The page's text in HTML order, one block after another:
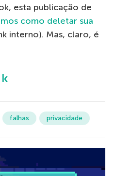
esta publicação de
como deletar sua
interno). Mas, claro, é
falhas privacidade